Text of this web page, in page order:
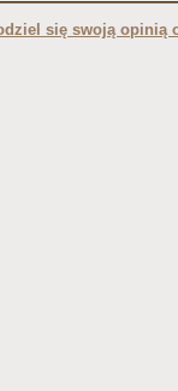
się swoją opinią